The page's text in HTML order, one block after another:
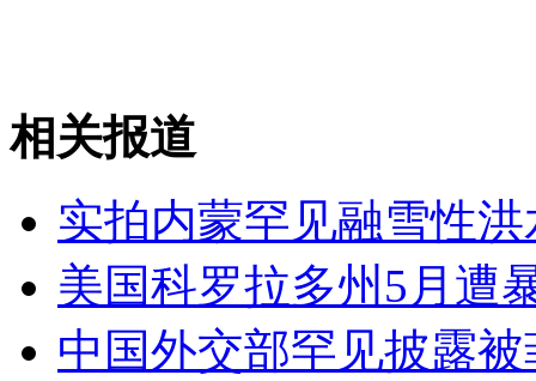
安徽一实载49人客车翻车
走！跟着总书记去植树
相关报道
实拍内蒙罕见融雪性
美国科罗拉多州5月遭
中国外交部罕见披露